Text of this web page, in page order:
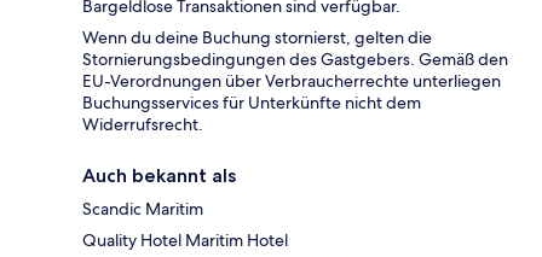
Bargeldlose Transaktionen sind verfügbar.
Wenn du deine Buchung stornierst, gelten die
Stornierungsbedingungen des Gastgebers. Gemäß den
EU-Verordnungen über Verbraucherrechte unterliegen
Buchungsservices für Unterkünfte nicht dem
Widerrufsrecht.
Auch bekannt als
Scandic Maritim
Quality Hotel Maritim Hotel